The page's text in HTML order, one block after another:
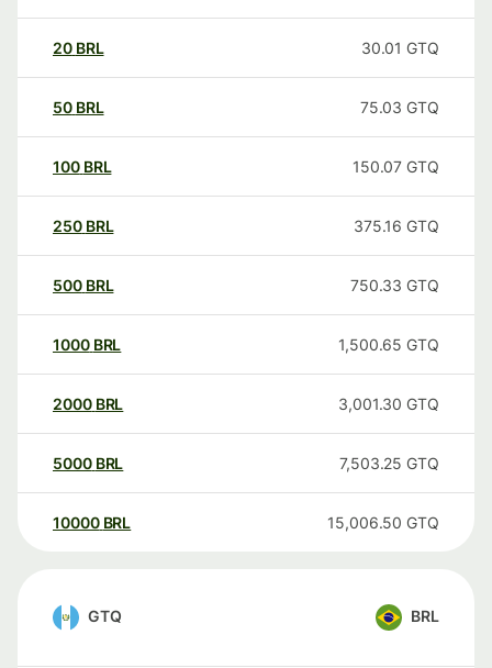
20 BRL 30.01 GTQ
50 BRL 75.03 GTQ
100 BRL 150.07 GTQ
250 BRL 375.16 GTQ
500 BRL 750.33 GTQ
1000 BRL 1,500.65 GTQ
2000 BRL 3,001.30 GTQ
5000 BRL 7,503.25 GTQ
10000 BRL 15,006.50 GTQ
GTQ BRL